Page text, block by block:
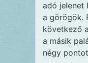
adó jelenet
a görögök.
következő
a másik
négy